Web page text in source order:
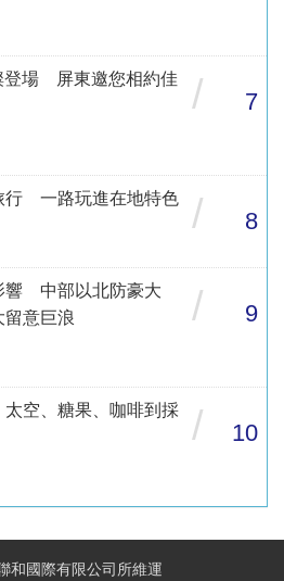
登場 屏東邀您相約佳
/ 7
行 一路玩進在地特色
/ 8
響 中部以北防豪大
留意巨浪
/ 9
空、糖果、咖啡到採
/ 10
和國際有限公司所維運